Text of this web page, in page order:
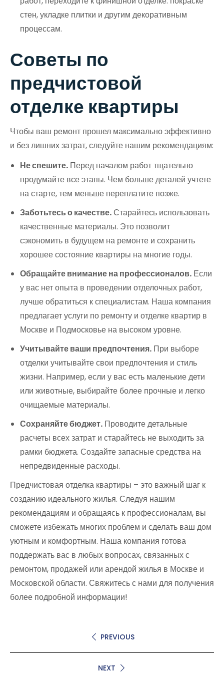
стен, укладке плитки и другим декоративным
процессам.
Советы по
предчистовой
отделке квартиры
Чтобы ваш ремонт прошел максимально эффективно
и без лишних затрат, следуйте нашим рекомендациям:
Не спешите. Перед началом работ тщательно
продумайте все этапы. Чем больше деталей учтете
на старте, тем меньше переплатите позже.
Заботьтесь о качестве.Старайтесь использовать
качественные материалы. Это позволит
сэкономить в будущем на ремонте и сохранить
хорошее состояние квартиры на многие годы.
Обращайте внимание на профессионалов. Если
у вас нет опыта в проведении отделочных работ,
лучше обратиться к специалистам. Наша компания
предлагает услуги по ремонту и отделке квартир в
Москве и Подмосковье на высоком уровне.
Учитывайте ваши предпочтения. При выборе
отделки учитывайте свои предпочтения и стиль
жизни. Например, если у вас есть маленькие дети
или животные, выбирайте более прочные и легко
очищаемые материалы.
Сохраняйте бюджет. Проводите детальные
расчеты всех затрат и старайтесь не выходить за
рамки бюджета. Создайте запасные средства на
непредвиденные расходы.
Предчистовая отделка квартиры – это важный шаг к
созданию идеального жилья. Следуя нашим
рекомендациям и обращаясь к профессионалам, вы
сможете избежать многих проблем и сделать ваш дом
уютным и комфортным. Наша компания готова
поддержать вас в любых вопросах, связанных с
ремонтом, продажей или арендой жилья в Москве и
Московской области. Свяжитесь с нами для получения
более подробной информации!
PREVIOUS
NEXT